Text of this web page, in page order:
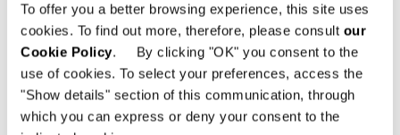
To offer you a better browsing experience, this site uses
cookies. To find out more, therefore, please consult our
Cookie Policy. By clicking "OK" you consent to the
use of cookies. To select your preferences, access the
"Show details" section of this communication, through
which you can express or deny your consent to the
ARMCHAIR / CENTRAL ELEMENT 90 CM